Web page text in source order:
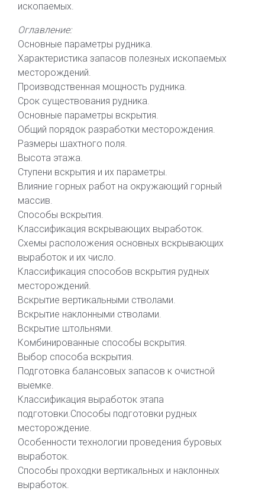
ископаемых.
Оглавление:
Основные параметры рудника.
Характеристика запасов полезных ископаемых
месторождений.
Производственная мощность рудника.
Срок существования рудника.
Основные параметры вскрытия.
Общий порядок разработки месторождения.
Размеры шахтного поля.
Высота этажа.
Ступени вскрытия и их параметры.
Влияние горных работ на окружающий горный
массив.
Способы вскрытия.
Классификация вскрывающих выработок.
Схемы расположения основных вскрывающих
выработок и их число.
Классификация способов вскрытия рудных
месторождений.
Вскрытие вертикальными стволами.
Вскрытие наклонными стволами.
Вскрытие штольнями.
Комбинированные способы вскрытия.
Выбор способа вскрытия.
Подготовка балансовых запасов к очистной
выемке.
Классификация выработок этапа
подготовки.Способы подготовки рудных
месторождение.
Особенности технологии проведения буровых
выработок.
Способы проходки вертикальных и наклонных
выработок.